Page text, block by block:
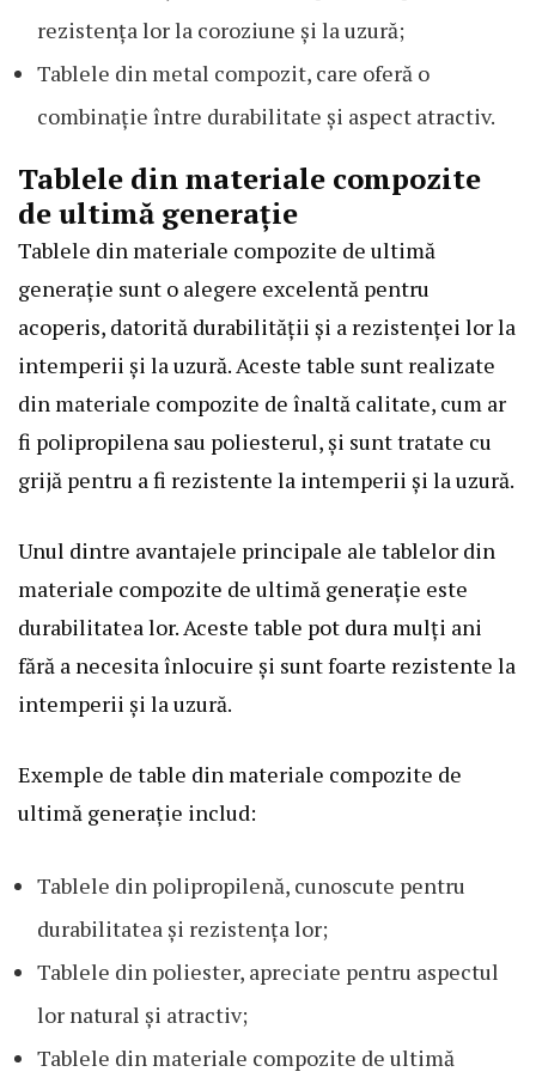
rezistența lor la coroziune și la uzură;
Tablele din metal compozit, care oferă o
combinație între durabilitate și aspect atractiv.
Tablele din materiale compozite
de ultimă generație
Tablele din materiale compozite de ultimă
generație sunt o alegere excelentă pentru
acoperis, datorită durabilității și a rezistenței lor la
intemperii și la uzură. Aceste table sunt realizate
din materiale compozite de înaltă calitate, cum ar
fi polipropilena sau poliesterul, și sunt tratate cu
grijă pentru a fi rezistente la intemperii și la uzură.
Unul dintre avantajele principale ale tablelor din
materiale compozite de ultimă generație este
durabilitatea lor. Aceste table pot dura mulți ani
fără a necesita înlocuire și sunt foarte rezistente la
intemperii și la uzură.
Exemple de table din materiale compozite de
ultimă generație includ:
Tablele din polipropilenă, cunoscute pentru
durabilitatea și rezistența lor;
Tablele din poliester, apreciate pentru aspectul
lor natural și atractiv;
Tablele din materiale compozite de ultimă